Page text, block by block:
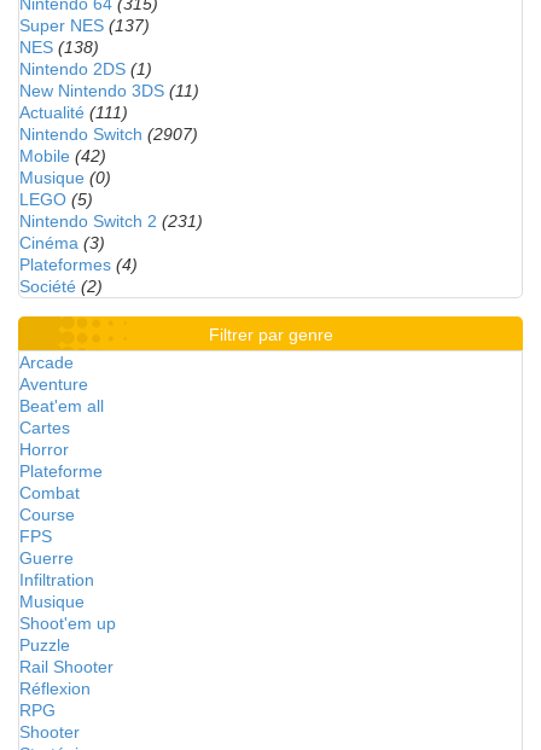
Super NES (137)
NES (138)
Nintendo 2DS (1)
New Nintendo 3DS (11)
Actualité (111)
Nintendo Switch (2907)
Mobile (42)
Musique (0)
LEGO (5)
Nintendo Switch 2 (231)
Cinéma (3)
Plateformes (4)
Société (2)
Filtrer par genre
Arcade
Aventure
Beat'em all
Cartes
Horror
Plateforme
Combat
Course
FPS
Guerre
Infiltration
Musique
Shoot'em up
Puzzle
Rail Shooter
Réflexion
RPG
Shooter